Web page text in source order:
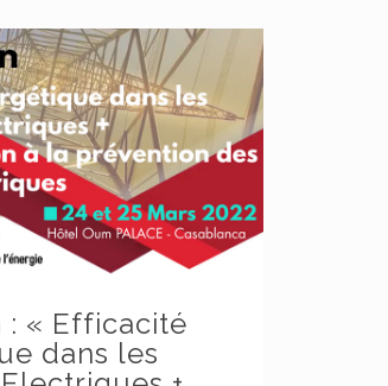
: « Efficacité
dans les
de soutien aux